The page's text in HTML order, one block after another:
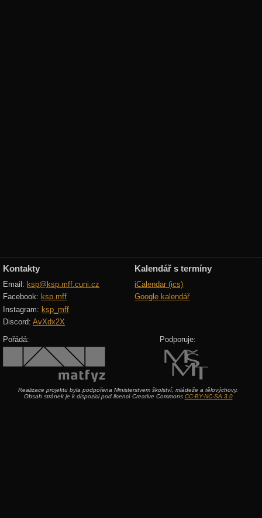
Kontakty
Email: ksp@ksp.mff.cuni.cz
Facebook: ksp.mff
Instagram: ksp_mff
Discord: AvXdx2X
Kalendář s termíny
iCalendar (ics)
Google kalendář
Pořádá: Podporuje:
Realizace projektu byla podpořena Ministerstvem školství, mládeže a tělovýchovy.
Obsah stránek je k dispozici pod licencí Creative Commons CC-BY-NC-SA 3.0